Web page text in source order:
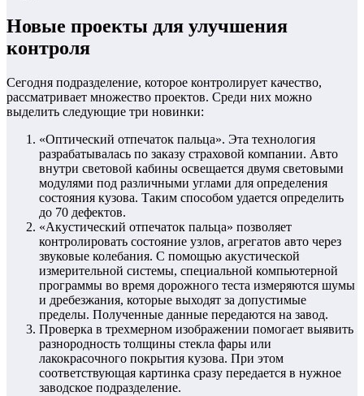
Новые проекты для улучшения
контроля
Сегодня подразделение, которое контролирует качество,
рассматривает множество проектов. Среди них можно
выделить следующие три новинки:
«Оптический отпечаток пальца». Эта технология
разрабатывалась по заказу страховой компании. Авто
внутри световой кабины освещается двумя световыми
модулями под различными углами для определения
состояния кузова. Таким способом удается определить
до 70 дефектов.
«Акустический отпечаток пальца» позволяет
контролировать состояние узлов, агрегатов авто через
звуковые колебания. С помощью акустической
измерительной системы, специальной компьютерной
программы во время дорожного теста измеряются шумы
и дребезжания, которые выходят за допустимые
пределы. Полученные данные передаются на завод.
Проверка в трехмерном изображении помогает выявить
разнородность толщины стекла фары или
лакокрасочного покрытия кузова. При этом
соответствующая картинка сразу передается в нужное
заводское подразделение.